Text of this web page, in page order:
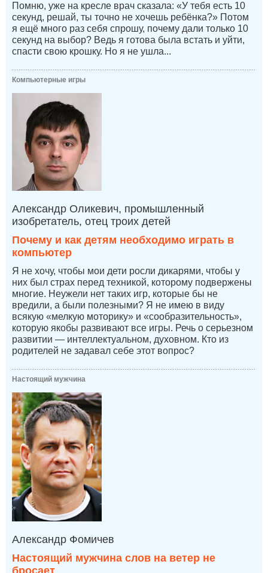
Помню, уже на кресле врач сказала: «У тебя есть 10
секунд, решай, ты точно не хочешь ребёнка?» Потом
я ещё много раз себя спрошу, почему дали только 10
секунд на выбор? Ведь я готова была встать и уйти,
спасти свою крошку. Но я не ушла...
Компьютерные игры
Александр Оликевич, промышленный
изобретатель, отец троих детей
Почему и как детям необходимо играть в
компьютер
Я не хочу, чтобы мои дети росли дикарями, чтобы у
них был страх перед техникой, которому подвержены
многие. Неужели нет таких игр, которые бы не
вредили, а были полезными? Я не имею в виду
всякую «мелкую моторику» и «сообразительность»,
которую якобы развивают все игры. Речь о серьезном
развитии — интеллектуальном, духовном. Кто из
родителей не задавал себе этот вопрос?
Настоящий мужчина
Александр Фомичев
Настоящий мужчина слов на ветер не
бросает